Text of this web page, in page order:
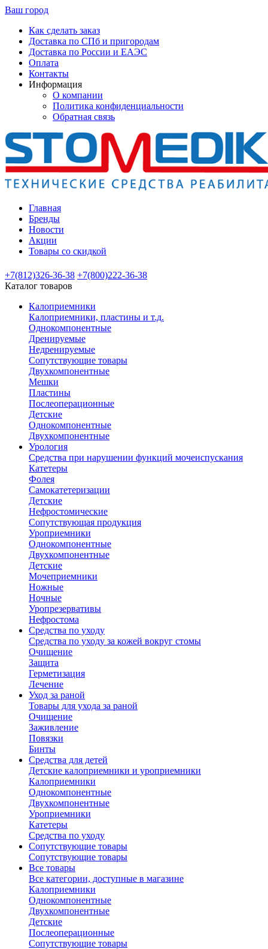
Ваш город
Как сделать заказ
Доставка по СПб и пригородам
Доставка по России и ЕАЭС
Оплата
Контакты
Информация
О компании
Политика конфиденциальности
Обратная связь
Главная
Бренды
Новости
Акции
Товары со скидкой
+7(812)326-36-38 +7(800)222-36-38
Каталог товаров
Калоприемники
Калоприемники, пластины и т.д.
Однокомпонентные
Дренируемые
Недренируемые
Сопутствующие товары
Двухкомпонентные
Мешки
Пластины
Послеоперационные
Детские
Однокомпонентные
Двухкомпонентные
Урология
Средства при нарушении функций мочеиспускания
Катетеры
Фолея
Самокатетеризации
Детские
Нефростомические
Сопутствующая продукция
Уроприемники
Однокомпонентные
Двухкомпонентные
Детские
Мочеприемники
Ножные
Ночные
Уропрезервативы
Нефростома
Средства по уходу
Средства по уходу за кожей вокруг стомы
Очищение
Защита
Герметизация
Лечение
Уход за раной
Товары для ухода за раной
Очищение
Заживление
Повязки
Бинты
Средства для детей
Детские калоприемники и уроприемники
Калоприемники
Однокомпонентные
Двухкомпонентные
Уроприемники
Катетеры
Средства по уходу
Сопутствующие товары
Сопутствующие товары
Все товары
Все категории, доступные в магазине
Калоприемники
Однокомпонентные
Двухкомпонентные
Детские
Послеоперационные
Сопутствующие товары